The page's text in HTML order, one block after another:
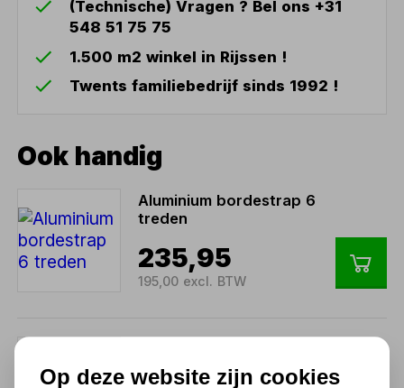
(Technische) Vragen ? Bel ons +31
548 51 75 75
1.500 m2 winkel in Rijssen !
Twents familiebedrijf sinds 1992 !
Ook handig
Aluminium bordestrap 6
treden
235,95
195,00 excl. BTW
treden
Op deze website zijn cookies